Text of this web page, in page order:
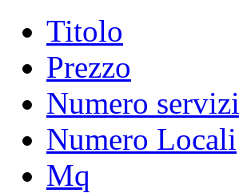
Titolo
Prezzo
Numero servizi
Numero Locali
Mq